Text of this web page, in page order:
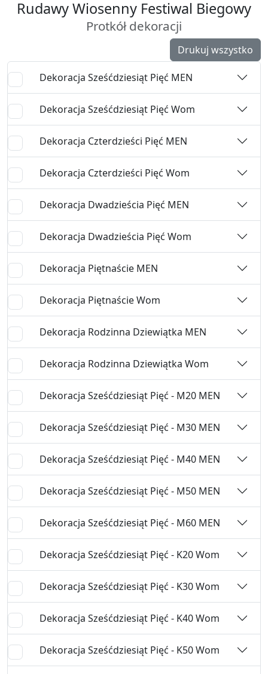
Rudawy Wiosenny Festiwal Biegowy
Protkół dekoracji
Drukuj wszystko
Dekoracja Sześćdziesiąt Pięć MEN
Dekoracja Sześćdziesiąt Pięć Wom
Dekoracja Czterdzieści Pięć MEN
Dekoracja Czterdzieści Pięć Wom
Dekoracja Dwadzieścia Pięć MEN
Dekoracja Dwadzieścia Pięć Wom
Dekoracja Piętnaście MEN
Dekoracja Piętnaście Wom
Dekoracja Rodzinna Dziewiątka MEN
Dekoracja Rodzinna Dziewiątka Wom
Dekoracja Sześćdziesiąt Pięć - M20 MEN
Dekoracja Sześćdziesiąt Pięć - M30 MEN
Dekoracja Sześćdziesiąt Pięć - M40 MEN
Dekoracja Sześćdziesiąt Pięć - M50 MEN
Dekoracja Sześćdziesiąt Pięć - M60 MEN
Dekoracja Sześćdziesiąt Pięć - K20 Wom
Dekoracja Sześćdziesiąt Pięć - K30 Wom
Dekoracja Sześćdziesiąt Pięć - K40 Wom
Dekoracja Sześćdziesiąt Pięć - K50 Wom